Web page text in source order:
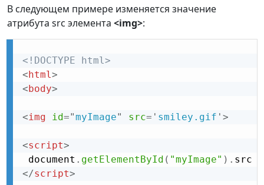
В следующем примере изменяется значение
атрибута src элемента <img>:
<!DOCTYPE html>
< html>
< body>
<img id="myImage" src= ' smiley.gif ' >
<script>
document . getElementById ( "myImage" ) . src
</script>